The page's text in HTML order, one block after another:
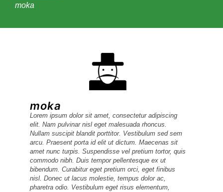
moka
moka
Lorem ipsum dolor sit amet, consectetur adipiscing
elit. Nam pulvinar nisl eget malesuada rhoncus.
Nullam suscipit blandit porttitor. Vestibulum sed sem
arcu. Praesent porta id elit ut dictum. Maecenas sit
amet nunc turpis. Suspendisse vel pretium tortor, quis
commodo nibh. Duis tempor pellentesque ex ut
bibendum. Curabitur eget pretium orci, eget finibus
nisl. Donec ut lacus molestie, tempus dolor ac,
pharetra odio. Vestibulum eget risus elementum,